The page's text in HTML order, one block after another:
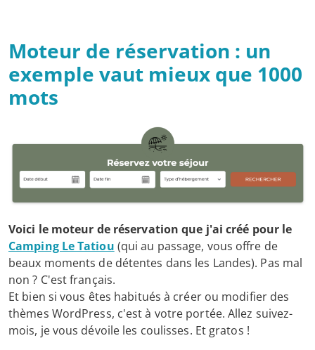
Moteur de réservation : un
exemple vaut mieux que 1000
mots
Voici le moteur de réservation que j'ai créé pour le
Camping Le Tatiou (qui au passage, vous offre de
beaux moments de détentes dans les Landes). Pas mal
non ? C'est français.
Et bien si vous êtes habitués à créer ou modifier des
thèmes WordPress, c'est à votre portée. Allez suivez-
mois, je vous dévoile les coulisses. Et gratos !